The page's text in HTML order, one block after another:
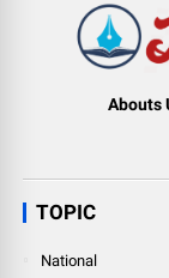
Abouts
TOPIC
National